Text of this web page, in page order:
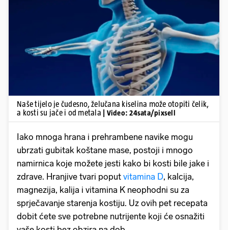
Pokretanje videa...
Naše tijelo je čudesno, želučana kiselina može otopiti čelik,
a kosti su jače i od metala
| Video: 24sata/pixsell
Iako mnoga hrana i prehrambene navike mogu
ubrzati gubitak koštane mase, postoji i mnogo
namirnica koje možete jesti kako bi kosti bile jake i
zdrave. Hranjive tvari poput vitamina D, kalcija,
magnezija, kalija i vitamina K neophodni su za
sprječavanje starenja kostiju. Uz ovih pet recepata
dobit ćete sve potrebne nutrijente koji će osnažiti